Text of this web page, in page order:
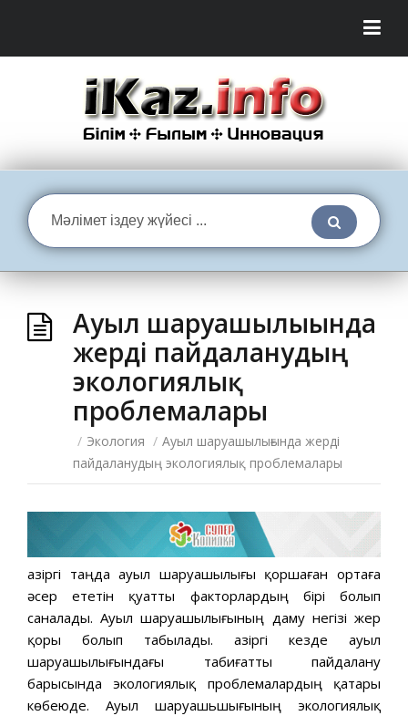
Ауыл шаруашылығында
жерді пайдаланудың
экологиялық
проблемалары
/ Экология / Ауыл шаруашылығында жерді
пайдаланудың экологиялық проблемалары
Қазіргі таңда ауыл шаруашылығы қоршаған ортаға
әсер ететін қуатты факторлардың бірі болып
саналады. Ауыл шаруашылығының даму негізі жер
қоры болып табылады. Қазіргі кезде ауыл
шаруашылығындағы табиғатты пайдалану
барысында экологиялық проблемалардың қатары
көбеюде. Ауыл шаруашьшығының экологиялық